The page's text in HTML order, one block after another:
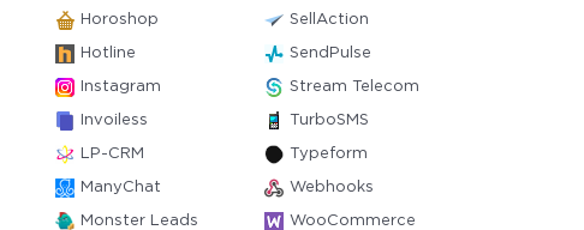
Horoshop SellAction
Hotline SendPulse
Instagram Stream Telecom
Invoiless TurboSMS
LP-CRM Typeform
ManyChat Webhooks
Monster Leads WooCommerce